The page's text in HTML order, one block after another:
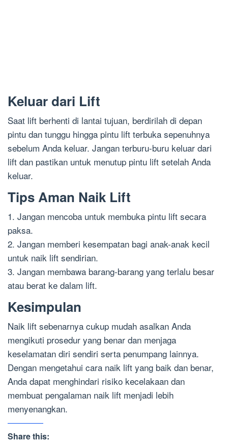
Keluar dari Lift
Saat lift berhenti di lantai tujuan, berdirilah di depan
pintu dan tunggu hingga pintu lift terbuka sepenuhnya
sebelum Anda keluar. Jangan terburu-buru keluar dari
lift dan pastikan untuk menutup pintu lift setelah Anda
keluar.
Tips Aman Naik Lift
1. Jangan mencoba untuk membuka pintu lift secara
paksa.
2. Jangan memberi kesempatan bagi anak-anak kecil
untuk naik lift sendirian.
3. Jangan membawa barang-barang yang terlalu besar
atau berat ke dalam lift.
Kesimpulan
Naik lift sebenarnya cukup mudah asalkan Anda
mengikuti prosedur yang benar dan menjaga
keselamatan diri sendiri serta penumpang lainnya.
Dengan mengetahui cara naik lift yang baik dan benar,
Anda dapat menghindari risiko kecelakaan dan
membuat pengalaman naik lift menjadi lebih
menyenangkan.
Share this: